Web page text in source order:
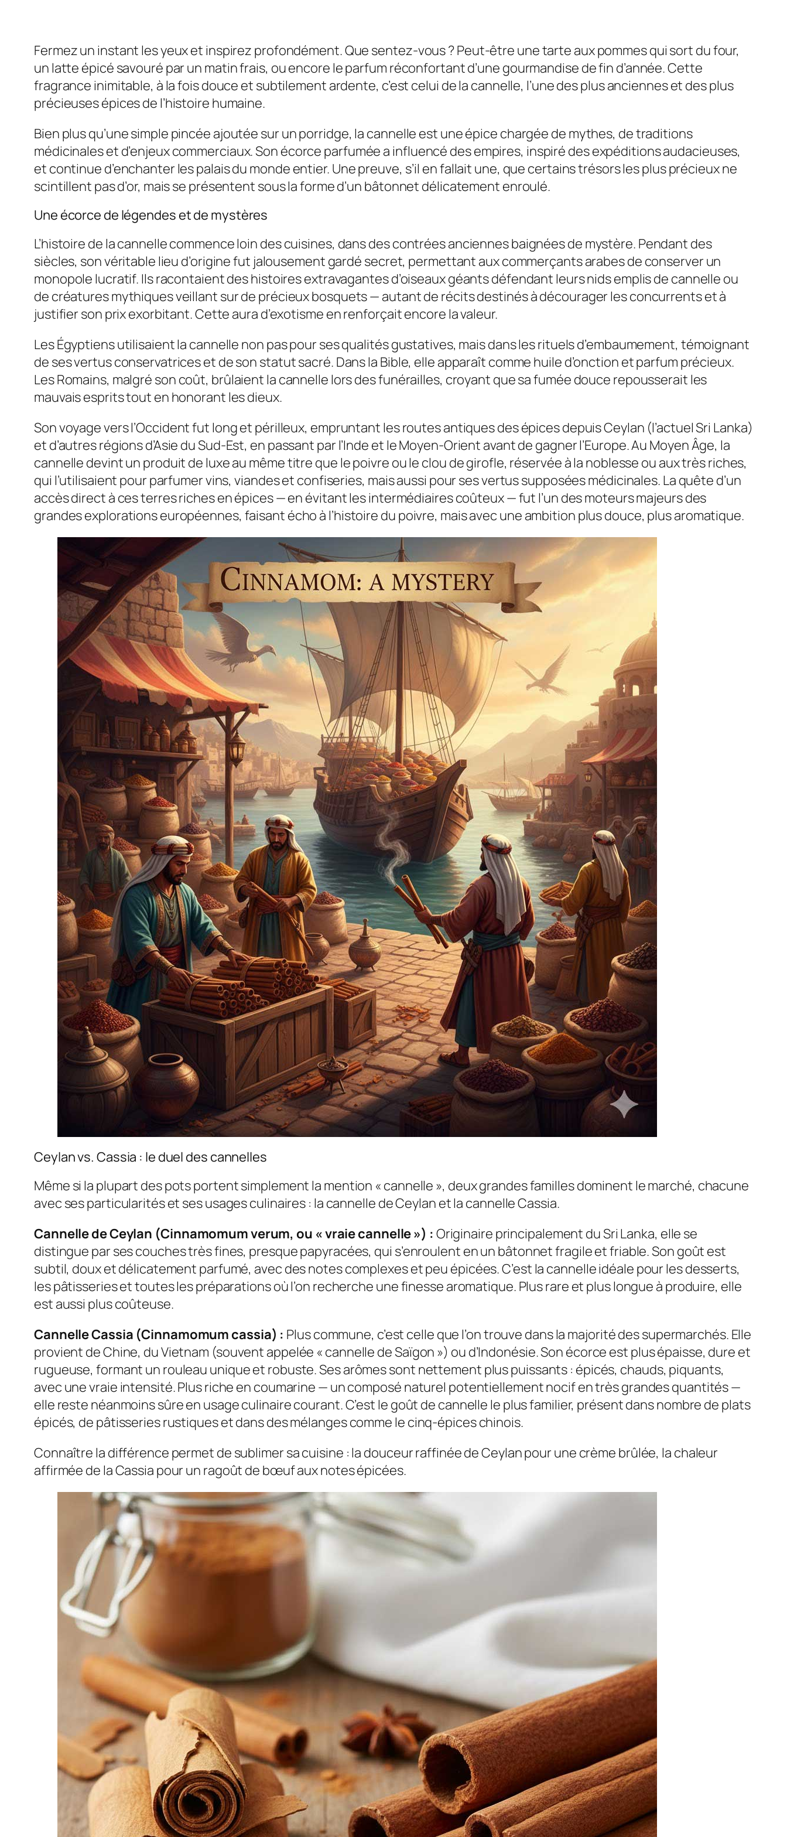
Fermez un instant les yeux et inspirez profondément. Que sentez-vous ? Peut-être une tarte aux pommes qui sort du four,
un latte épicé savouré par un matin frais, ou encore le parfum réconfortant d’une gourmandise de fin d’année. Cette
fragrance inimitable, à la fois douce et subtilement ardente, c’est celui de la cannelle, l’une des plus anciennes et des plus
précieuses épices de l’histoire humaine.
Bien plus qu’une simple pincée ajoutée sur un porridge, la cannelle est une épice chargée de mythes, de traditions
médicinales et d’enjeux commerciaux. Son écorce parfumée a influencé des empires, inspiré des expéditions audacieuses,
et continue d’enchanter les palais du monde entier. Une preuve, s’il en fallait une, que certains trésors les plus précieux ne
scintillent pas d’or, mais se présentent sous la forme d’un bâtonnet délicatement enroulé.
Une écorce de légendes et de mystères
L’histoire de la cannelle commence loin des cuisines, dans des contrées anciennes baignées de mystère. Pendant des
siècles, son véritable lieu d’origine fut jalousement gardé secret, permettant aux commerçants arabes de conserver un
monopole lucratif. Ils racontaient des histoires extravagantes d’oiseaux géants défendant leurs nids emplis de cannelle ou
de créatures mythiques veillant sur de précieux bosquets — autant de récits destinés à décourager les concurrents et à
justifier son prix exorbitant. Cette aura d’exotisme en renforçait encore la valeur.
Les Égyptiens utilisaient la cannelle non pas pour ses qualités gustatives, mais dans les rituels d’embaumement, témoignant
de ses vertus conservatrices et de son statut sacré. Dans la Bible, elle apparaît comme huile d’onction et parfum précieux.
Les Romains, malgré son coût, brûlaient la cannelle lors des funérailles, croyant que sa fumée douce repousserait les
mauvais esprits tout en honorant les dieux.
Son voyage vers l’Occident fut long et périlleux, empruntant les routes antiques des épices depuis Ceylan (l’actuel Sri Lanka)
et d’autres régions d’Asie du Sud-Est, en passant par l’Inde et le Moyen-Orient avant de gagner l’Europe. Au Moyen Âge, la
cannelle devint un produit de luxe au même titre que le poivre ou le clou de girofle, réservée à la noblesse ou aux très riches,
qui l’utilisaient pour parfumer vins, viandes et confiseries, mais aussi pour ses vertus supposées médicinales. La quête d’un
accès direct à ces terres riches en épices — en évitant les intermédiaires coûteux — fut l’un des moteurs majeurs des
grandes explorations européennes, faisant écho à l’histoire du poivre, mais avec une ambition plus douce, plus aromatique.
Ceylan vs. Cassia : le duel des cannelles
Même si la plupart des pots portent simplement la mention « cannelle », deux grandes familles dominent le marché, chacune
avec ses particularités et ses usages culinaires : la cannelle de Ceylan et la cannelle Cassia.
Cannelle de Ceylan (Cinnamomum verum, ou « vraie cannelle ») : Originaire principalement du Sri Lanka, elle se
distingue par ses couches très fines, presque papyracées, qui s’enroulent en un bâtonnet fragile et friable. Son goût est
subtil, doux et délicatement parfumé, avec des notes complexes et peu épicées. C’est la cannelle idéale pour les desserts,
les pâtisseries et toutes les préparations où l’on recherche une finesse aromatique. Plus rare et plus longue à produire, elle
est aussi plus coûteuse.
Cannelle Cassia (Cinnamomum cassia) : Plus commune, c’est celle que l’on trouve dans la majorité des supermarchés. Elle
provient de Chine, du Vietnam (souvent appelée « cannelle de Saïgon ») ou d’Indonésie. Son écorce est plus épaisse, dure et
rugueuse, formant un rouleau unique et robuste. Ses arômes sont nettement plus puissants : épicés, chauds, piquants,
avec une vraie intensité. Plus riche en coumarine — un composé naturel potentiellement nocif en très grandes quantités —
elle reste néanmoins sûre en usage culinaire courant. C’est le goût de cannelle le plus familier, présent dans nombre de plats
épicés, de pâtisseries rustiques et dans des mélanges comme le cinq-épices chinois.
Connaître la différence permet de sublimer sa cuisine : la douceur raffinée de Ceylan pour une crème brûlée, la chaleur
affirmée de la Cassia pour un ragoût de bœuf aux notes épicées.